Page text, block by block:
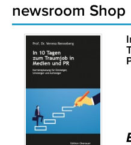
newsroom Shop